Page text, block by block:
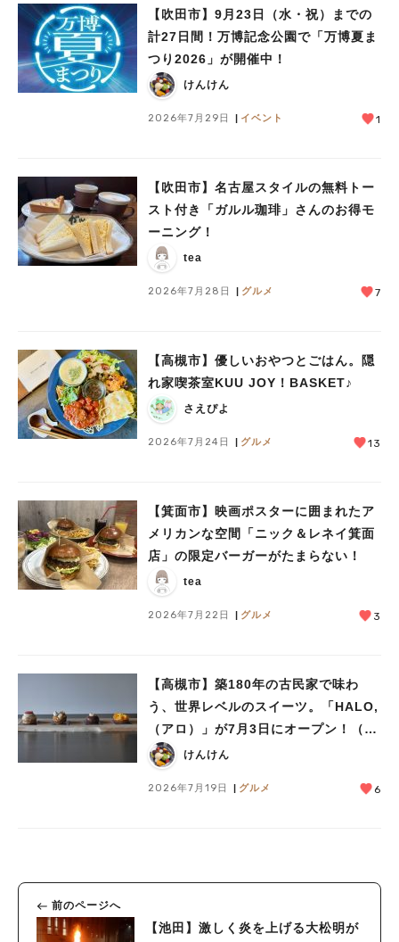
【吹田市】9月23日（水・祝）までの
計27日間！万博記念公園で「万博夏ま
つり2026」が開催中！
けんけん
2026年7月29日 イベント 1
【吹田市】名古屋スタイルの無料トー
スト付き「ガルル珈琲」さんのお得モ
ーニング！
tea
2026年7月28日 グルメ 7
【高槻市】優しいおやつとごはん。隠
れ家喫茶室KUU JOY！BASKET♪
さえぴよ
2026年7月24日 グルメ 13
【箕面市】映画ポスターに囲まれたア
メリカンな空間「ニック＆レネイ箕面
店」の限定バーガーがたまらない！
tea
2026年7月22日 グルメ 3
【高槻市】築180年の古民家で味わ
う、世界レベルのスイーツ。「HALO,
（アロ）」が7月3日にオープン！（教
えたい/教えて）
けんけん
2026年7月19日 グルメ 6
前のページへ
【池田】激しく炎を上げる大松明が